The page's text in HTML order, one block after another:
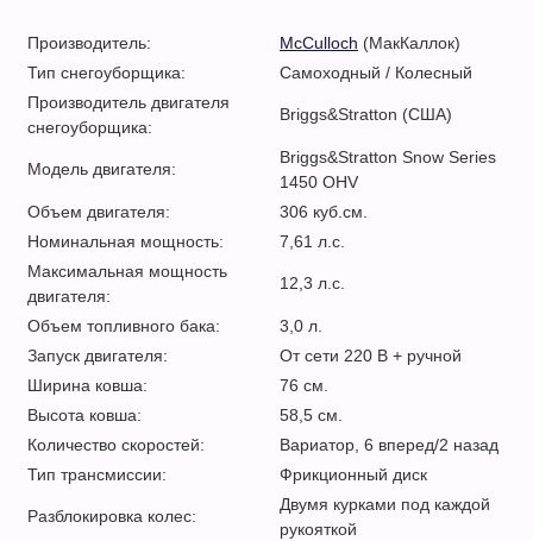
Производитель: McCulloch (МакКаллок)
Тип снегоуборщика:
Самоходный / Колесный
Производитель двигателя
снегоуборщика:
Briggs&Stratton (США)
Модель двигателя:
Briggs&Stratton Snow Series
1450 OHV
Объем двигателя:
306 куб.см.
Номинальная мощность:
7,61 л.с.
Максимальная мощность
двигателя:
12,3 л.с.
Объем топливного бака:
3,0 л.
Запуск двигателя:
От сети 220 В + ручной
Ширина ковша:
76 см.
Высота ковша:
58,5 см.
Количество скоростей:
Вариатор, 6 вперед/2 назад
Тип трансмиссии:
Фрикционный диск
Разблокировка колес:
Двумя курками под каждой
рукояткой